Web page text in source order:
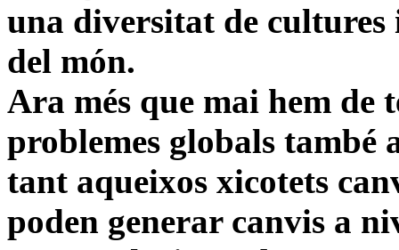
una diversitat de cultures
del món.
Ara més que mai hem de
problemes globals també
tant aqueixos xicotets
poden generar canvis a